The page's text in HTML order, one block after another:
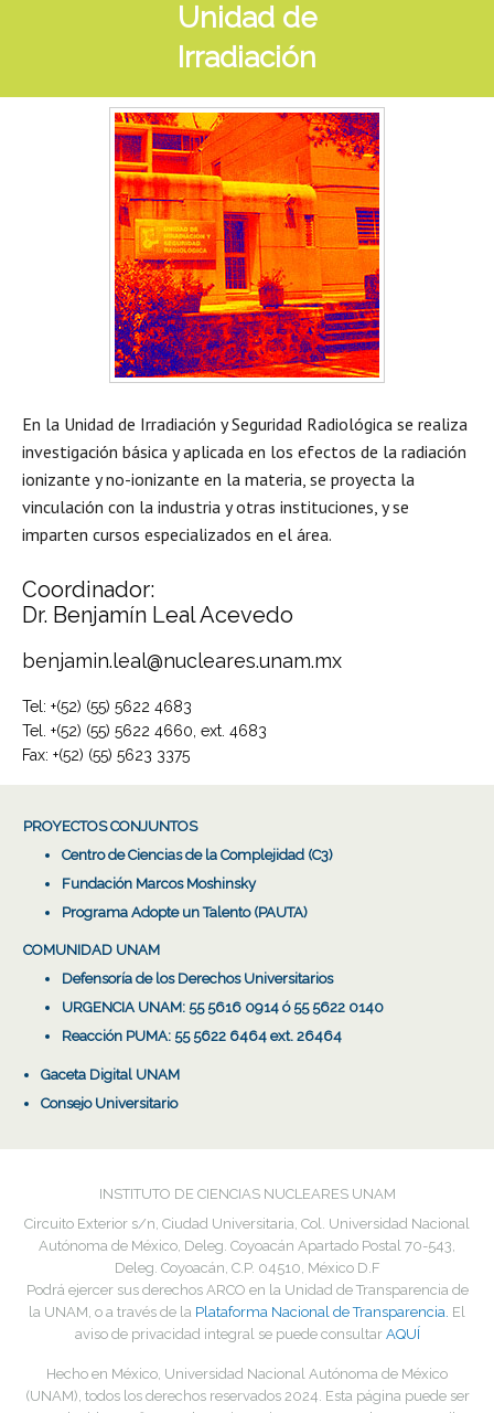
En la Unidad de Irradiación y Seguridad Radiológica se realiza
investigación básica y aplicada en los efectos de la radiación
ionizante y no-ionizante en la materia, se proyecta la
vinculación con la industria y otras instituciones, y se
imparten cursos especializados en el área.
Coordinador:
Dr. Benjamín Leal Acevedo
benjamin.leal@nucleares.unam.mx
Tel: +(52) (55) 5622 4683
Tel. +(52) (55) 5622 4660, ext. 4683
Fax: +(52) (55) 5623 3375
Unidad de
Irradiación
PROYECTOS CONJUNTOS
Centro de Ciencias de la Complejidad (C3)
Fundación Marcos Moshinsky
Programa Adopte un Talento (PAUTA)
COMUNIDAD UNAM
Defensoría de los Derechos Universitarios
URGENCIA UNAM: 55 5616 0914 ó 55 5622 0140
Reacción PUMA: 55 5622 6464 ext. 26464
Gaceta Digital UNAM
Consejo Universitario
INSTITUTO DE CIENCIAS NUCLEARES UNAM
Circuito Exterior s/n, Ciudad Universitaria, Col. Universidad Nacional
Autónoma de México, Deleg. Coyoacán Apartado Postal 70-543,
Deleg. Coyoacán, C.P. 04510, México D.F
Podrá ejercer sus derechos ARCO en la Unidad de Transparencia de
la UNAM, o a través de la Plataforma Nacional de Transparencia. El
aviso de privacidad integral se puede consultar AQUÍ
Hecho en México, Universidad Nacional Autónoma de México
(UNAM), todos los derechos reservados 2024. Esta página puede ser